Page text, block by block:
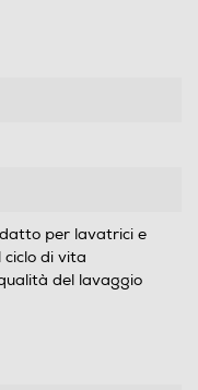
per lavatrici e
di vita
del lavaggio